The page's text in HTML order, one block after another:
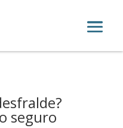
seguro